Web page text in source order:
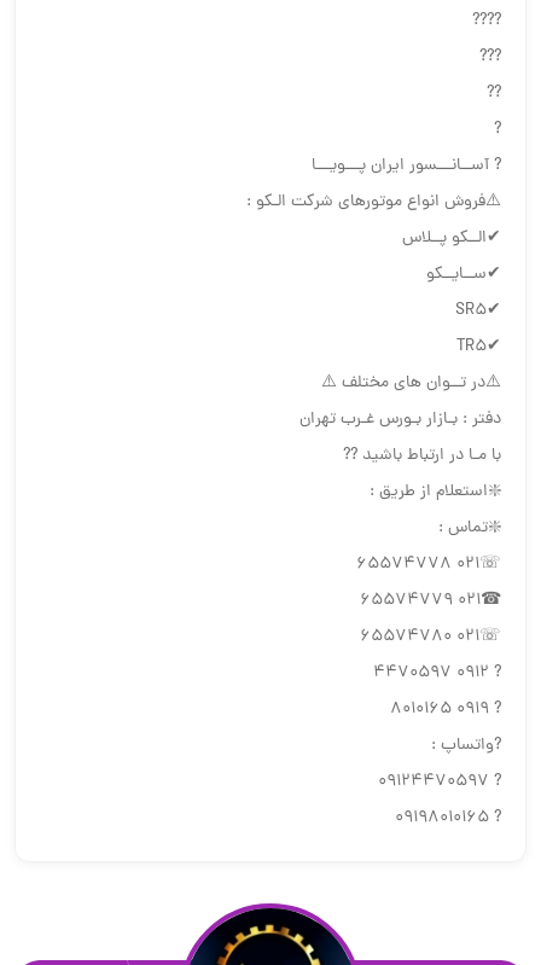
????
???
??
?
? آســانـــسور ایران پـــویـــا
⚠️فروش انواع موتورهای شرکت الـکو :
✔الــکو پــلاس
✔ســایــکو
✔SR5
✔TR5
⚠️در تــوان های مختلف ⚠️
دفتر : بـازار بـورس غـرب تهران
با مـا در ارتباط باشید ??
❇️استعلام از طریق :
❇️تماس :
☏021 65574778
☎021 65574779
☏021 65574780
? 0912 4470597
? 0919 8010165
?واتساپ :
? 09124470597
? 09198010165